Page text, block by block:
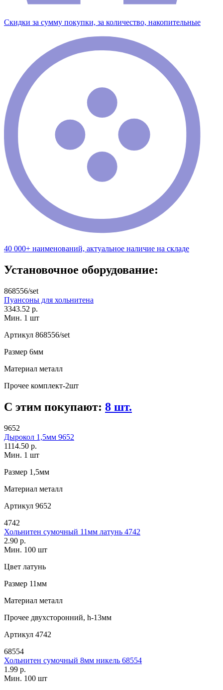
Скидки за сумму покупки, за количество, накопительные
40 000+ наименований, актуальное наличие на складе
Установочное оборудование:
868556/set
Пуансоны для хольнитена
3343.52 р.
Мин. 1 шт
Артикул 868556/set
Размер 6мм
Материал металл
Прочее комплект-2шт
С этим покупают: 8 шт.
9652
Дырокол 1,5мм 9652
1114.50 р.
Мин. 1 шт
Размер 1,5мм
Материал металл
Артикул 9652
4742
Хольнитен сумочный 11мм латунь 4742
2.90 р.
Мин. 100 шт
Цвет латунь
Размер 11мм
Материал металл
Прочее двухсторонний, h-13мм
Артикул 4742
68554
Хольнитен сумочный 8мм никель 68554
1.99 р.
Мин. 100 шт